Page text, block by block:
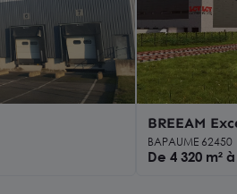
BREEAM
BAPAUME 62450
De 4 320 m²